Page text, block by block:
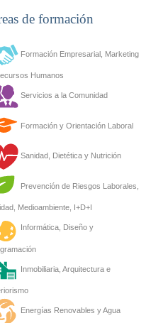
de formación
Formación Empresarial, Marketing
Humanos
Servicios a la Comunidad
Formación y Orientación Laboral
Sanidad, Dietética y Nutrición
Prevención de Riesgos Laborales,
Medioambiente, I+D+I
Informática, Diseño y
Inmobiliaria, Arquitectura e
Energías Renovables y Agua